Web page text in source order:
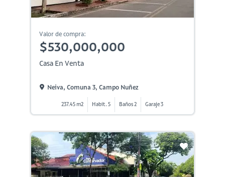
Valor de compra:
$530,000,000
Casa En Venta
Neiva, Comuna 3, Campo Nuñez
237.45 m2 Habit. 5 Baños 2 Garaje 3